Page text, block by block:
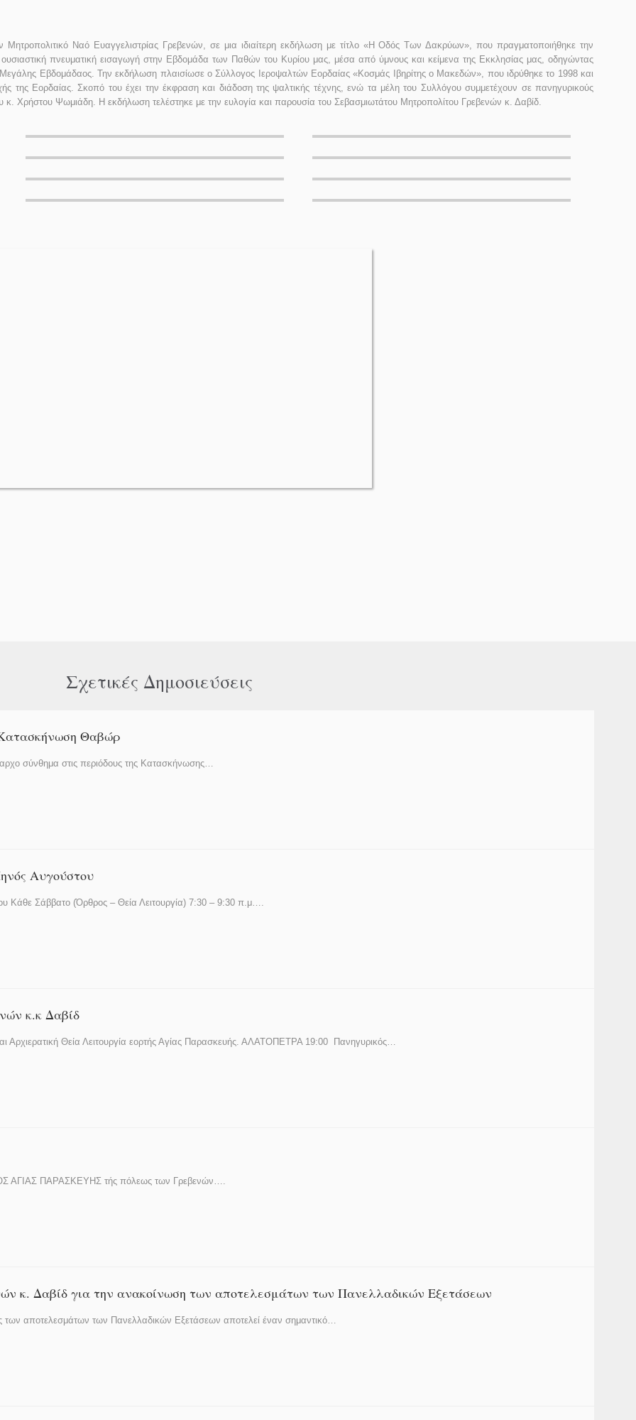
Μητροπολιτικό Ναό Ευαγγελιστρίας Γρεβενών, σε μια ιδιαίτερη εκδήλωση με τίτλο «Η Οδός Των Δακρύων», που πραγματοποιήθηκε την
πνευματική εισαγωγή στην Εβδομάδα των Παθών του Κυρίου μας, μέσα από ύμνους και κείμενα της Εκκλησίας μας, οδηγώντας
Εβδομάδαος. Την εκδήλωση πλαισίωσε ο Σύλλογος Ιεροψαλτών Εορδαίας «Κοσμάς Ιβηρίτης ο Μακεδών», που ιδρύθηκε το 1998 και
της Εορδαίας. Σκοπό του έχει την έκφραση και διάδοση της ψαλτικής τέχνης, ενώ τα μέλη του Συλλόγου συμμετέχουν σε πανηγυρικούς
κ. Χρήστου Ψωμιάδη. Η εκδήλωση τελέστηκε με την ευλογία και παρουσία του Σεβασμιωτάτου Μητροπολίτου Γρεβενών κ. Δαβίδ.
Σχετικές Δημοσιεύσεις
Θαβώρ
σύνθημα στις περιόδους της Κατασκήνωσης…
Αυγούστου
Κάθε Σάββατο (Όρθρος – Θεία Λειτουργία) 7:30 – 9:30 π.μ….
κ.κ Δαβίδ
Θεία Λειτουργία εορτής Αγίας Παρασκευής. ΑΛΑΤΟΠΕΤΡΑ 19:00 Πανηγυρικός…
ΑΓΙΑΣ ΠΑΡΑΣΚΕΥΗΣ τής πόλεως των Γρεβενών….
κ. Δαβίδ για την ανακοίνωση των αποτελεσμάτων των Πανελλαδικών Εξετάσεων
αποτελεσμάτων των Πανελλαδικών Εξετάσεων αποτελεί έναν σημαντικό…